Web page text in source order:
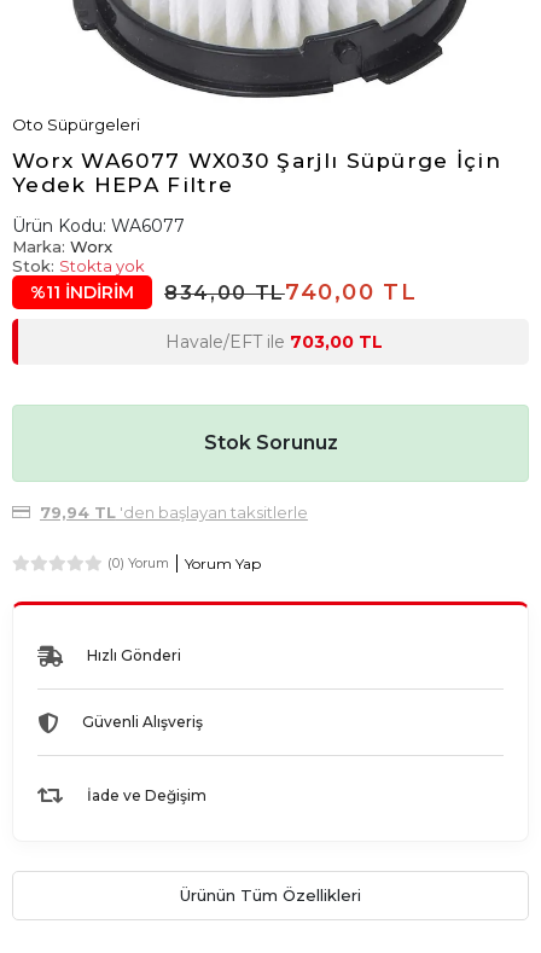
Oto Süpürgeleri
Worx WA6077 WX030 Şarjlı Süpürge İçin
Yedek HEPA Filtre
Ürün Kodu: WA6077
Marka: Worx
Stok: Stokta yok
%11 İNDİRİM 834,00 TL740,00 TL
Havale/EFT ile 703,00 TL
Stok Sorunuz
79,94 TL'den başlayan taksitlerle
(0) Yorum Yorum Yap
Hızlı Gönderi
Güvenli Alışveriş
İade ve Değişim
Ürünün Tüm Özellikleri